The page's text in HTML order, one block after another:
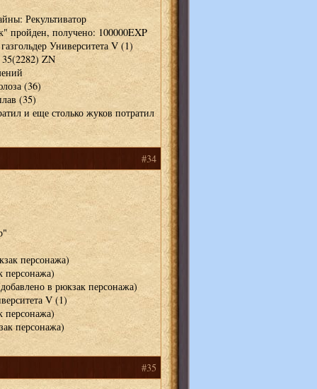
Рекультиватор
пройден, получено: 100000EXP
Университета V (1)
ZN
(36)
(35)
и еще столько жуков потратил
#34
персонажа)
персонажа)
в рюкзак персонажа)
V (1)
персонажа)
персонажа)
#35